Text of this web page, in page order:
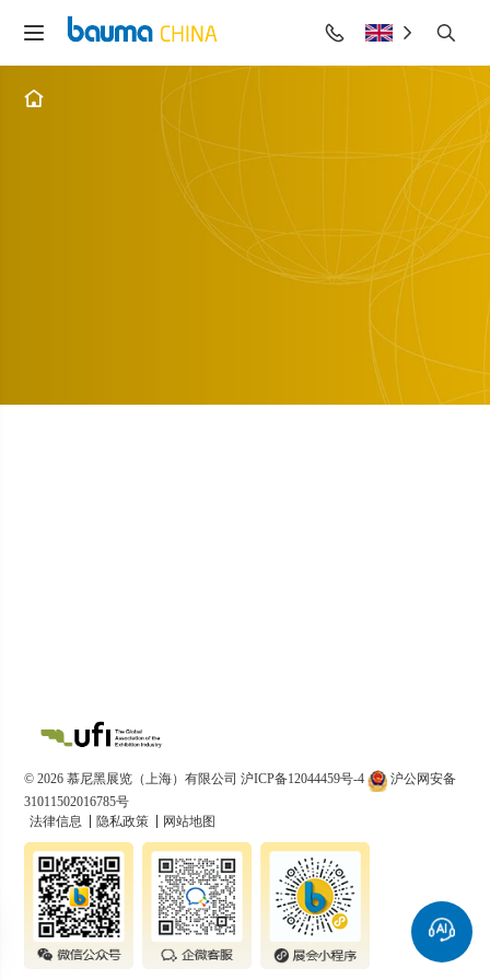
© 2026 慕尼黑展览（上海）有限公司沪ICP备12044459号-4
沪公网安备
31011502016785号
法律信息
隐私政策 网站地图